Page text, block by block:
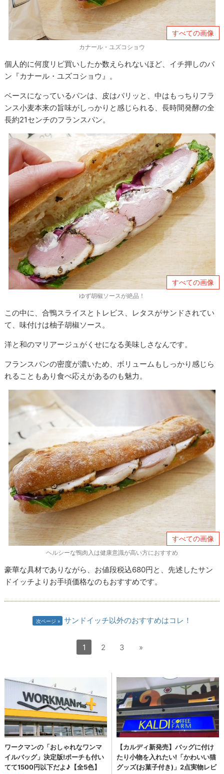
すべての画像
カナール・ユズコショウ
個人的に何度リピ買いしたか数えられないほど、イチ押しのパ
ン『カナール・ユズコショウ』。
ベースになっているパンは、皮はパリッと、中はもっちりフラ
ンス小麦本来の旨味がしっかりと感じられる、長時間発酵の全
長約21センチのフランスパン。
すべての画像
ゆず胡椒ソースが絶品！
この中に、合鴨スライスとトレビス、レタスがサンドされてい
て、味付けは柚子胡椒ソース。
洋と和のマリアージュがくせになる美味しさなんです。
フランスパンの密度が濃いため、ボリュームもしっかり感じら
れることもあり食べ応えがあるのも魅力。
すべての画像
ヘルシーな鴨肉入は健康意識が高い方におすすめ
豪華な具材でありながら、お値段税込680円と、先述したサン
ドイッチよりお手頃価格なのもおすすめです。
次ページ サンドイッチ以外のおすすめはコレ！
1 2 3 »